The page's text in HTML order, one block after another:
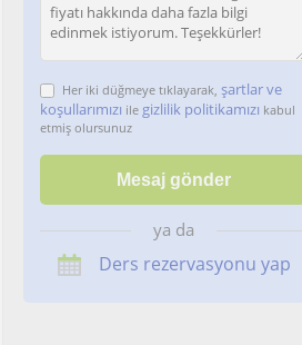
Her iki düğmeye tıklayarak, şartlar ve
koşullarımızı ile gizlilik politikamızı kabul
etmiş olursunuz
ya da
Ders rezervasyonu yap